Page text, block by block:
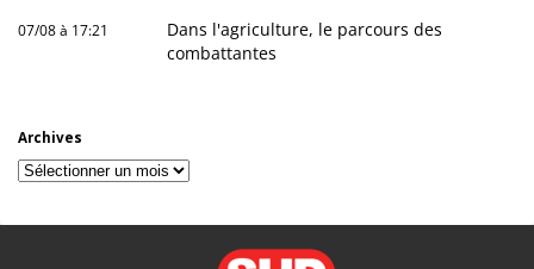
07/08 à 17:21
Dans l'agriculture, le parcours des
combattantes
Archives
Archives